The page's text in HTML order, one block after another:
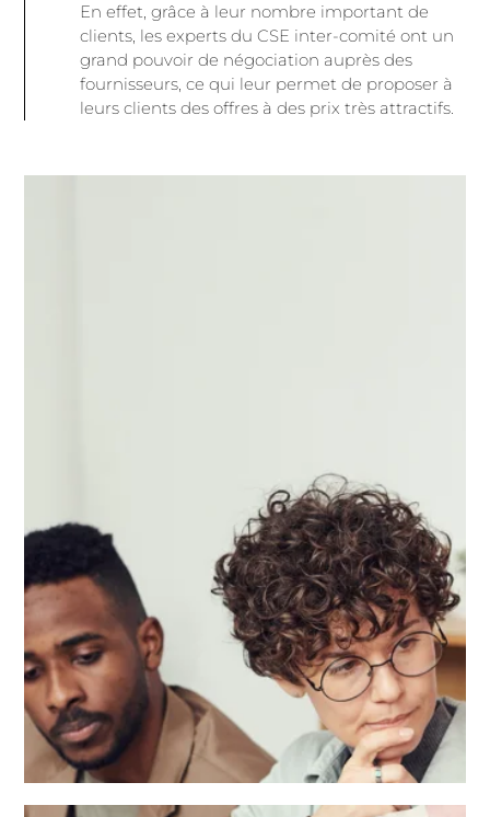
En effet, grâce à leur nombre important de
clients, les experts du CSE inter-comité ont un
grand pouvoir de négociation auprès des
fournisseurs, ce qui leur permet de proposer à
leurs clients des offres à des prix très attractifs.